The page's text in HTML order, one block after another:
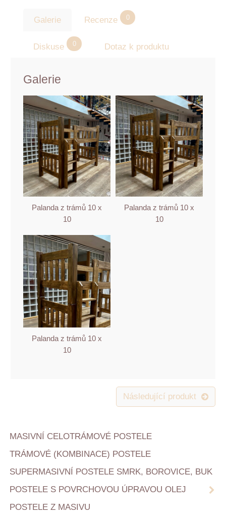
Galerie Recenze 0
Diskuse 0 Dotaz k produktu
Galerie
Palanda z trámů 10 x
10
Palanda z trámů 10 x
10
Palanda z trámů 10 x
10
Následující produkt
MASIVNÍ CELOTRÁMOVÉ POSTELE
TRÁMOVÉ (KOMBINACE) POSTELE
SUPERMASIVNÍ POSTELE SMRK, BOROVICE, BUK
POSTELE S POVRCHOVOU ÚPRAVOU OLEJ
POSTELE Z MASIVU